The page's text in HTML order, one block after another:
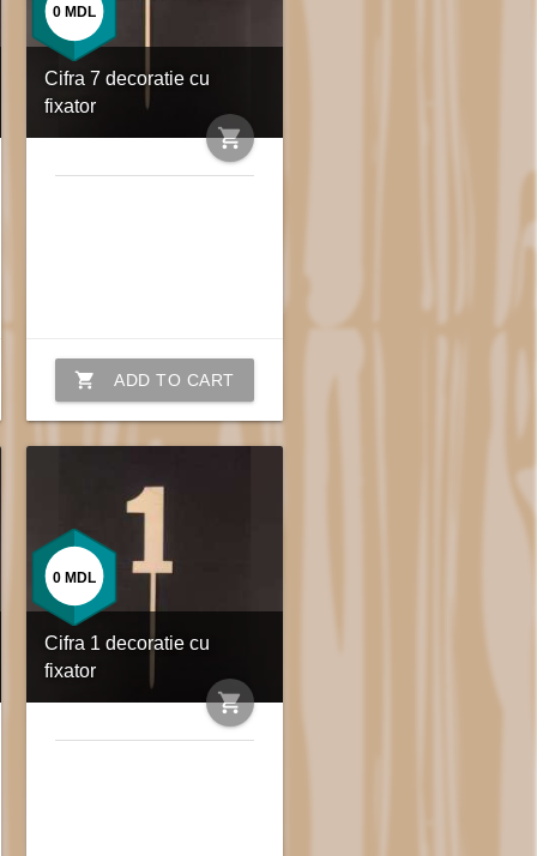
Cifra 7 decoratie cu
fixator
shopping_cart
0 MDL
shopping_cart ADD TO CART
Cifra 1 decoratie cu
fixator
shopping_cart
0 MDL